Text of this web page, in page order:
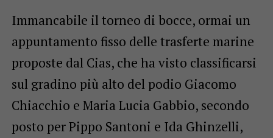
Immancabile il torneo di bocce, ormai un
appuntamento fisso delle trasferte marine
proposte dal Cias, che ha visto classificarsi
sul gradino più alto del podio Giacomo
Chiacchio e Maria Lucia Gabbio, secondo
posto per Pippo Santoni e Ida Ghinzelli,